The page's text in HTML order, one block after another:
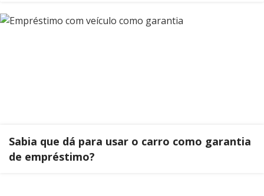
Sabia que dá para usar o carro como garantia
de empréstimo?